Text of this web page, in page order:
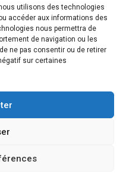
utilisons des technologies
accéder aux informations des
nous permettra de
de navigation ou les
ne pas consentir ou de retirer
sur certaines
pour vous envoyer des
Vous pouvez à tout moment
dans la lettre d'information.
- Tous droits réservés - Réalisation :